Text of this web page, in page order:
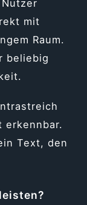
mit
Raum.
beliebig
erkennbar.
Text, den